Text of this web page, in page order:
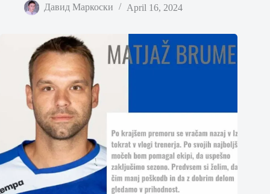
Давид Маркоски April 16, 2024